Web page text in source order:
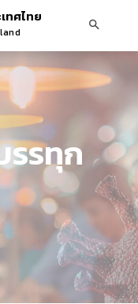
ทศไทย
รทุก